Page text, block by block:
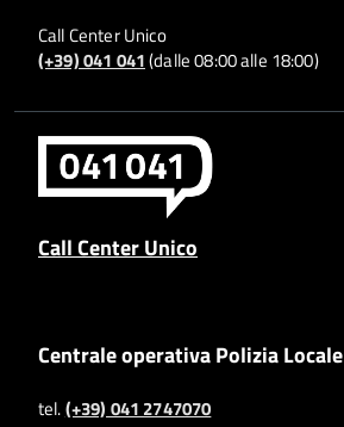
Call Center Unico
(+39) 041 041(dalle 08:00 alle 18:00)
Call Center Unico
Centrale operativa Polizia Locale
tel.(+39) 041 2747070